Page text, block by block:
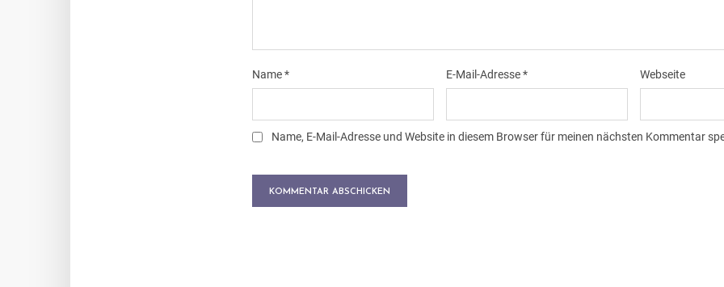
Name* E-Mail-Adresse* Webseite
Name, E-Mail-Adresse und Website in diesem Browser für meinen nächsten Kommentar